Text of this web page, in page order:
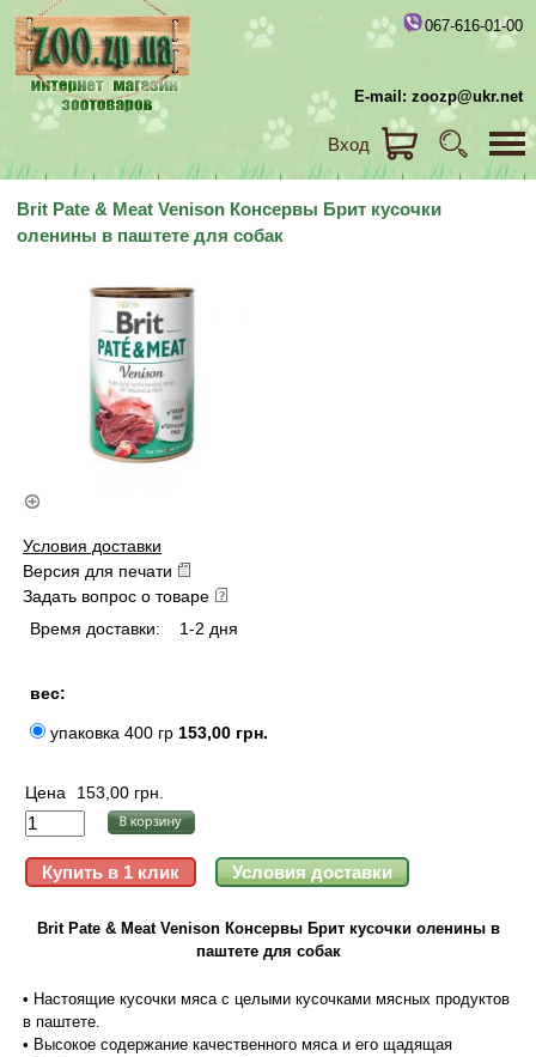
067-616-01-00
E-mail: zoozp@ukr.net
Вход
Brit Pate & Meat Venison Консервы Брит кусочки
оленины в паштете для собак
Условия доставки
Версия для печати
Задать вопрос о товаре
Время доставки:
1-2 дня
вес:
упаковка 400 гр 153,00 грн.
Цена 153,00 грн.
Brit Pate & Meat Venison Консервы Брит кусочки оленины в
паштете для собак
• Настоящие кусочки мяса с целыми кусочками мясных продуктов
в паштете.
• Высокое содержание качественного мяса и его щадящая